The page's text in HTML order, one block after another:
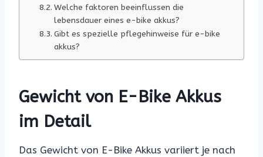
Welche faktoren beeinflussen die
lebensdauer eines e-bike akkus?
Gibt es spezielle pflegehinweise für e-bike
akkus?
Gewicht von E-Bike Akkus
im Detail
Das Gewicht von E-Bike Akkus variiert je nach